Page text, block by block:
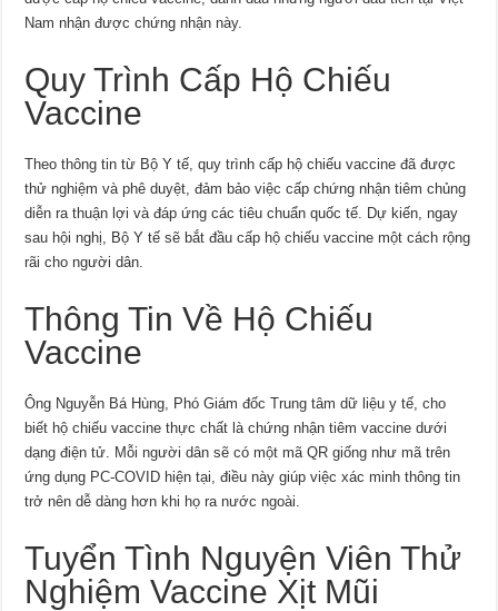
Nam nhận được chứng nhận này.
Quy Trình Cấp Hộ Chiếu
Vaccine
Theo thông tin từ Bộ Y tế, quy trình cấp hộ chiếu vaccine đã được
thử nghiệm và phê duyệt, đảm bảo việc cấp chứng nhận tiêm chủng
diễn ra thuận lợi và đáp ứng các tiêu chuẩn quốc tế. Dự kiến, ngay
sau hội nghị, Bộ Y tế sẽ bắt đầu cấp hộ chiếu vaccine một cách rộng
rãi cho người dân.
Thông Tin Về Hộ Chiếu
Vaccine
Ông Nguyễn Bá Hùng, Phó Giám đốc Trung tâm dữ liệu y tế, cho
biết hộ chiếu vaccine thực chất là chứng nhận tiêm vaccine dưới
dạng điện tử. Mỗi người dân sẽ có một mã QR giống như mã trên
ứng dụng PC-COVID hiện tại, điều này giúp việc xác minh thông tin
trở nên dễ dàng hơn khi họ ra nước ngoài.
Tuyển Tình Nguyện Viên Thử
Nghiệm Vaccine Xịt Mũi